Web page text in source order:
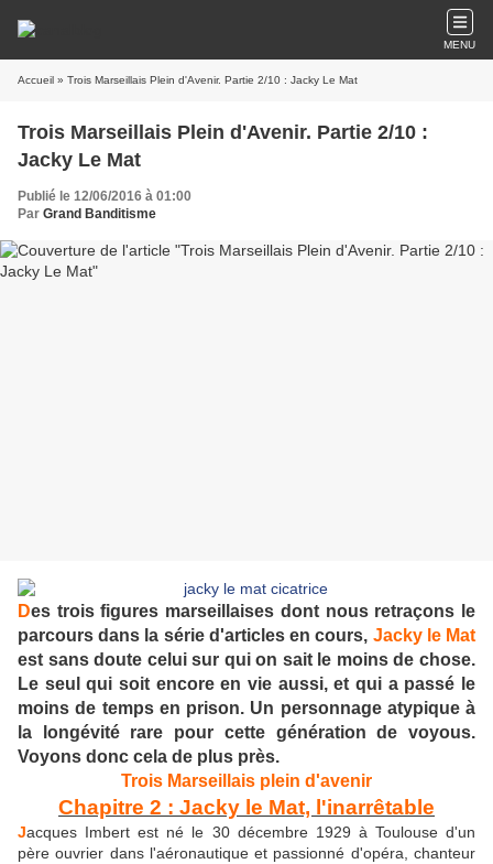
MENU
Accueil » Trois Marseillais Plein d'Avenir. Partie 2/10 : Jacky Le Mat
Trois Marseillais Plein d'Avenir. Partie 2/10 :
Jacky Le Mat
Publié le 12/06/2016 à 01:00
Par Grand Banditisme
Des trois figures marseillaises dont nous retraçons le
parcours dans la série d'articles en cours, Jacky le Mat
est sans doute celui sur qui on sait le moins de chose.
Le seul qui soit encore en vie aussi, et qui a passé le
moins de temps en prison. Un personnage atypique à
la longévité rare pour cette génération de voyous.
Voyons donc cela de plus près.
Trois Marseillais plein d'avenir
Chapitre 2 : Jacky le Mat, l'inarrêtable
Jacques Imbert est né le 30 décembre 1929 à Toulouse d'un
père ouvrier dans l'aéronautique et passionné d'opéra, chanteur